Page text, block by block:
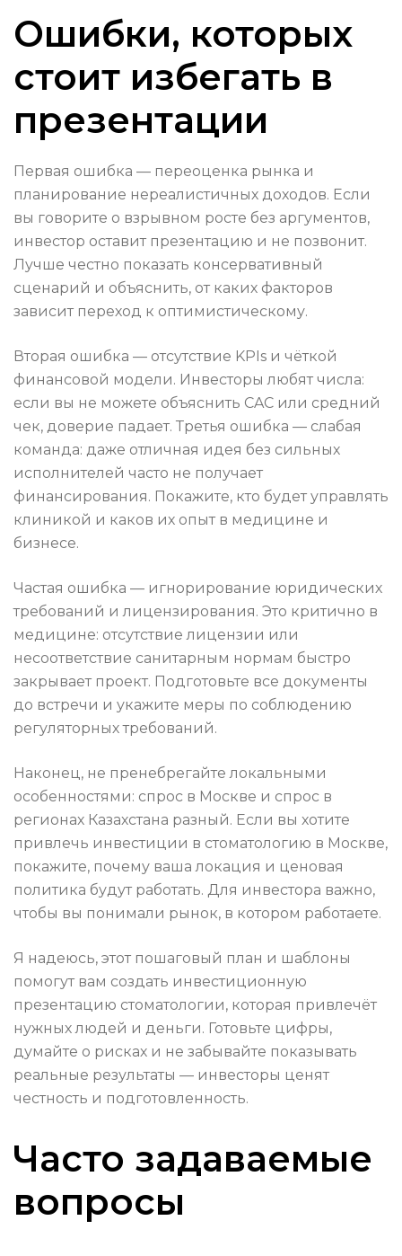
Ошибки, которых
стоит избегать в
презентации
Первая ошибка — переоценка рынка и
планирование нереалистичных доходов. Если
вы говорите о взрывном росте без аргументов,
инвестор оставит презентацию и не позвонит.
Лучше честно показать консервативный
сценарий и объяснить, от каких факторов
зависит переход к оптимистическому.
Вторая ошибка — отсутствие KPIs и чёткой
финансовой модели. Инвесторы любят числа:
если вы не можете объяснить CAC или средний
чек, доверие падает. Третья ошибка — слабая
команда: даже отличная идея без сильных
исполнителей часто не получает
финансирования. Покажите, кто будет управлять
клиникой и каков их опыт в медицине и
бизнесе.
Частая ошибка — игнорирование юридических
требований и лицензирования. Это критично в
медицине: отсутствие лицензии или
несоответствие санитарным нормам быстро
закрывает проект. Подготовьте все документы
до встречи и укажите меры по соблюдению
регуляторных требований.
Наконец, не пренебрегайте локальными
особенностями: спрос в Москве и спрос в
регионах Казахстана разный. Если вы хотите
привлечь инвестиции в стоматологию в Москве,
покажите, почему ваша локация и ценовая
политика будут работать. Для инвестора важно,
чтобы вы понимали рынок, в котором работаете.
Я надеюсь, этот пошаговый план и шаблоны
помогут вам создать инвестиционную
презентацию стоматологии, которая привлечёт
нужных людей и деньги. Готовьте цифры,
думайте о рисках и не забывайте показывать
реальные результаты — инвесторы ценят
честность и подготовленность.
Часто задаваемые
вопросы